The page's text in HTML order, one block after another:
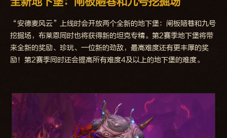
“安德麦风云”上线时会开放两个全新的地下堡：闸板陋巷和九号
挖掘场，布莱恩同时也将获得新的坦克专精。第2赛季地下堡将带
来全新的奖励、珍玩、一位新的劲敌，最高难度还有更丰厚的奖
励！第2赛季同时还会提高所有难度4及以上的地下堡的难度。